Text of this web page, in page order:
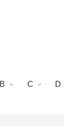
B C D